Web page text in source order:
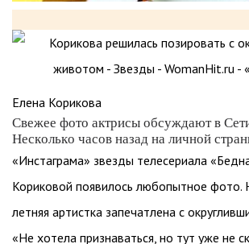
Елена Корикова
Свежее фото актрисы обсуждают в
Несколько часов назад на личной
«Инстаграма» звезды телесериала
Кориковой появилось любопытное фото.
летняя артистка запечатлена с
«Не хотела признаваться, но тут уже не